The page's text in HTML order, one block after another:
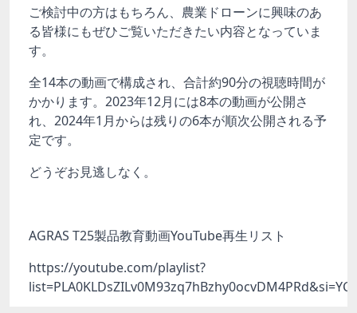
ご検討中の方はもちろん、農業ドローンに興味のあ
る皆様にもぜひご覧いただきたい内容となっていま
す。
全14本の動画で構成され、合計約90分の視聴時間が
かかります。2023年12月には8本の動画が公開さ
れ、2024年1月からは残りの6本が順次公開される予
定です。
どうぞお見逃しなく。
AGRAS T25製品教育動画YouTube再生リスト
https://youtube.com/playlist?